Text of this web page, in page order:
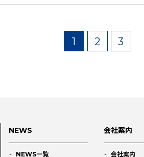
1 2 3
NEWS
NEWS一覧
会社案内
会社案内